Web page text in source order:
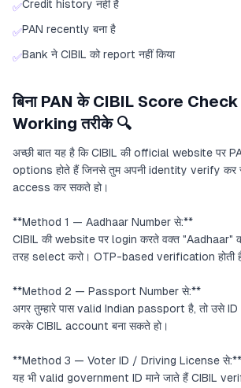
✅Credit history नहीं है
✅PAN recently बना है
✅Bank ने CIBIL को report नहीं किया
बिना PAN के CIBIL Score
Working तरीके 🔍
अच्छी बात यह है कि CIBIL की official website पर
options होते हैं जिनसे तुम अपनी identity verify
access कर सकते हो।
**Method 1 — Aadhaar Number से:**
CIBIL की website पर login करते वक्त "Aadhaar"
तरह select करो। OTP-based verification होती
**Method 2 — Passport Number से:**
अगर तुम्हारे पास valid Indian passport है, तो उसे
करके CIBIL account बना सकते हो।
**Method 3 — Voter ID / Driving License से:**
यह भी valid government ID माने जाते हैं CIBIL